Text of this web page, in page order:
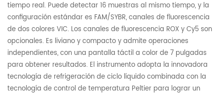
tiempo real. Puede detectar 16 muestras al mismo tiempo, y la
configuración estándar es FAM/SYBR, canales de fluorescencia
de dos colores VIC. Los canales de fluorescencia ROX y Cy5 son
opcionales. Es liviano y compacto y admite operaciones
independientes, con una pantalla táctil a color de 7 pulgadas
para obtener resultados. El instrumento adopta la innovadora
tecnología de refrigeración de ciclo líquido combinada con la
tecnología de control de temperatura Peltier para lograr un